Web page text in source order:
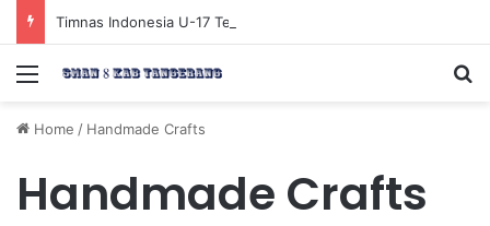
Menu
Home / Handmade Crafts
Handmade Crafts